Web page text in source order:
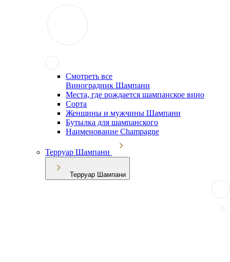
Смотреть все
Виноградник Шампани
Места, где рождается шампанское вино
Сорта
Женщины и мужчины Шампани
Бутылка для шампанского
Наименование Champagne
Терруар Шампани
Терруар Шампани